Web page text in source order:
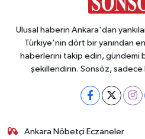
Ulusal haberin Ankara'dan
Türkiye'nin dört bir yanından
haberlerini takip edin, gündemi
şekillendirin. Sonsöz,
Ankara Nöbetçi Eczaneler